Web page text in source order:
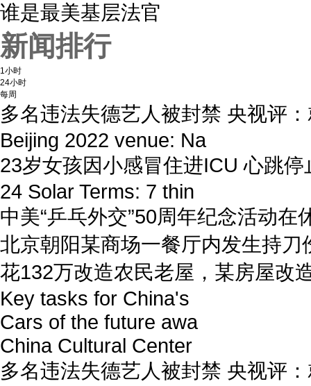
谁是最美基层法官
新闻排行
1小时
24小时
每周
多名违法失德艺人被封禁 央视评
Beijing 2022 venue: Na
23岁女孩因小感冒住进ICU 心跳停
24 Solar Terms: 7 thin
中美“乒乓外交”50周年纪念活动在
北京朝阳某商场一餐厅内发生持刀
花132万改造农民老屋，某房屋改
Key tasks for China's
Cars of the future awa
China Cultural Center
多名违法失德艺人被封禁 央视评